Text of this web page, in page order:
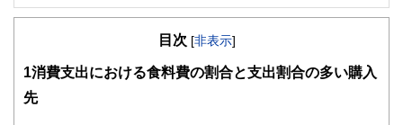
FinancialField編集部は、金融、経済に関する記事を、日々
知識がない方でも理解できるようわかりやすく発信していま
目次 [非表示]
1 消費支出における食料費の割合と支出割合の多い購入
先